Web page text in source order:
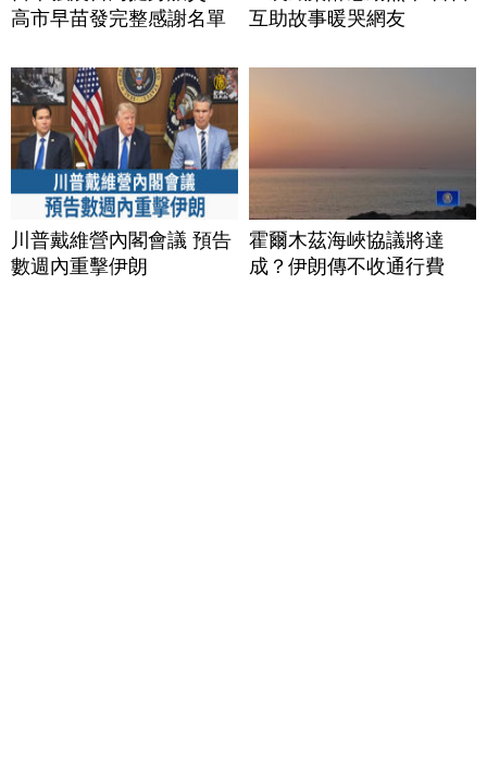
高市早苗發完整感謝名單
互助故事暖哭網友
川普戴維營內閣會議 預告
數週內重擊伊朗
霍爾木茲海峽協議將達
成？伊朗傳不收通行費